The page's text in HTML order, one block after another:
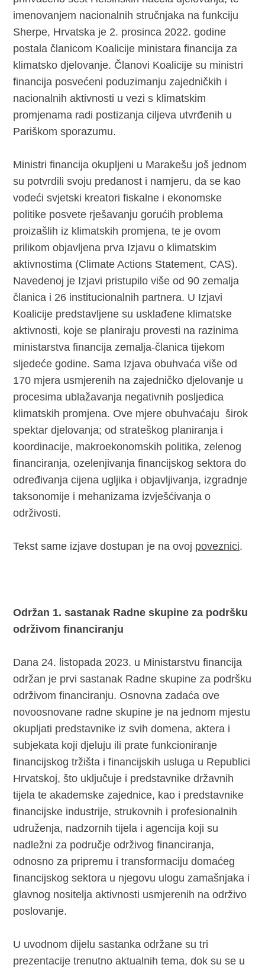
imenovanjem nacionalnih stručnjaka na funkciju
Sherpe, Hrvatska je 2. prosinca 2022. godine
postala članicom Koalicije ministara financija za
klimatsko djelovanje. Članovi Koalicije su ministri
financija posvećeni poduzimanju zajedničkih i
nacionalnih aktivnosti u vezi s klimatskim
promjenama radi postizanja ciljeva utvrđenih u
Pariškom sporazumu.
Ministri financija okupljeni u Marakešu još jednom
su potvrdili svoju predanost i namjeru, da se kao
vodeći svjetski kreatori fiskalne i ekonomske
politike posvete rješavanju gorućih problema
proizašlih iz klimatskih promjena, te je ovom
prilikom objavljena prva Izjavu o klimatskim
aktivnostima (Climate Actions Statement, CAS).
Navedenoj je Izjavi pristupilo više od 90 zemalja
članica i 26 institucionalnih partnera. U Izjavi
Koalicije predstavljene su usklađene klimatske
aktivnosti, koje se planiraju provesti na razinima
ministarstva financija zemalja-članica tijekom
sljedeće godine. Sama Izjava obuhvaća više od
170 mjera usmjerenih na zajedničko djelovanje u
procesima ublažavanja negativnih posljedica
klimatskih promjena. Ove mjere obuhvaćaju širok
spektar djelovanja; od strateškog planiranja i
koordinacije, makroekonomskih politika, zelenog
financiranja, ozelenjivanja financijskog sektora do
određivanja cijena ugljika i objavljivanja, izgradnje
taksonomije i mehanizama izvješćivanja o
održivosti.
Tekst same izjave dostupan je na ovoj poveznici.
Održan 1. sastanak Radne skupine za podršku
održivom financiranju
Dana 24. listopada 2023. u Ministarstvu financija
održan je prvi sastanak Radne skupine za podršku
održivom financiranju. Osnovna zadaća ove
novoosnovane radne skupine je na jednom mjestu
okupljati predstavnike iz svih domena, aktera i
subjekata koji djeluju ili prate funkcioniranje
financijskog tržišta i financijskih usluga u Republici
Hrvatskoj, što uključuje i predstavnike državnih
tijela te akademske zajednice, kao i predstavnike
financijske industrije, strukovnih i profesionalnih
udruženja, nadzornih tijela i agencija koji su
nadležni za područje održivog financiranja,
odnosno za pripremu i transformaciju domaćeg
financijskog sektora u njegovu ulogu zamašnjaka i
glavnog nositelja aktivnosti usmjerenih na održivo
poslovanje.
U uvodnom dijelu sastanka održane su tri
prezentacije trenutno aktualnih tema, dok su se u